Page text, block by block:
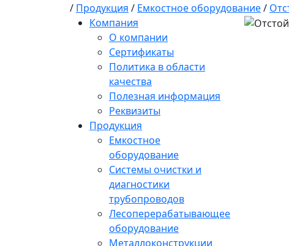
/ Продукция / Емкостное оборудование/
Компания
О компании
Сертификаты
Политика в области
качества
Полезная информация
Реквизиты
Продукция
Емкостное
оборудование
Системы очистки и
диагностики
трубопроводов
Лесоперерабатывающее
оборудование
Металлоконструкции